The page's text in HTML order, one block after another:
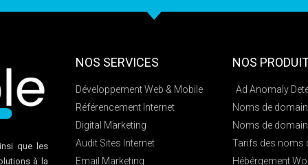
que les
à la
NOS SERVICES
Développement Web & Mobile
Référencement Internet
Digital Marketing
Audit Sites Internet
Email Marketing
NOS
Ad Anomaly
Noms de
Noms de
Tarifs des noms
Hébérgement